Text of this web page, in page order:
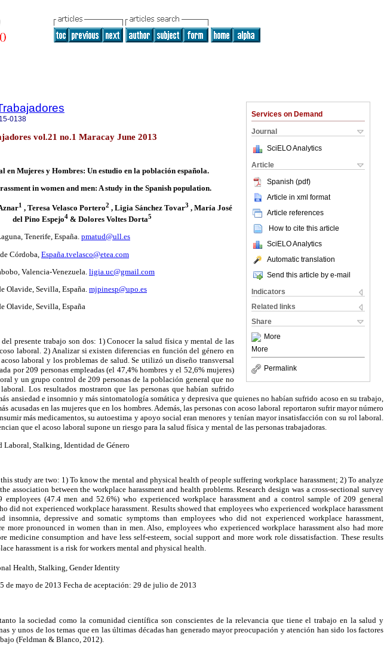
Services on Demand
Journal
SciELO Analytics
Article
Spanish (pdf)
Article in xml format
Article references
How to cite this article
SciELO Analytics
Automatic translation
Send this article by e-mail
Indicators
Related links
Share
More
More
Permalink
0138
vol.21 no.1 Maracay June 2013
en Mujeres y Hombres: Un estudio en la población española.
in women and men: A study in the Spanish population.
1 , Teresa Velasco Portero2 , Ligia Sánchez Tovar3 , María José
del Pino Espejo4& Dolores Voltes Dorta5
Tenerife, España. pmatud@ull.es
Córdoba, España.tvelasco@etea.com
Valencia-Venezuela. ligia.uc@gmail.com
Olavide, Sevilla, España. mjpinesp@upo.es
Olavide, Sevilla, España
presente trabajo son dos: 1) Conocer la salud física y mental de las
laboral. 2) Analizar si existen diferencias en función del género en
laboral y los problemas de salud. Se utilizó un diseño transversal
por 209 personas empleadas (el 47,4% hombres y el 52,6% mujeres)
y un grupo control de 209 personas de la población general que no
Los resultados mostraron que las personas que habían sufrido
ansiedad e insomnio y más sintomatología somática y depresiva que quienes no habían sufrido acoso en su trabajo,
acusadas en las mujeres que en los hombres. Además, las personas con acoso laboral reportaron sufrir mayor número
más medicamentos, su autoestima y apoyo social eran menores y tenían mayor insatisfacción con su rol laboral.
que el acoso laboral supone un riesgo para la salud física y mental de las personas trabajadoras.
Laboral, Stalking, Identidad de Género
study are two: 1) To know the mental and physical health of people suffering workplace harassment; 2) To analyze
association between the workplace harassment and health problems. Research design was a cross-sectional survey
(47.4 men and 52.6%) who experienced workplace harassment and a control sample of 209 general
did not experienced workplace harassment. Results showed that employees who experienced workplace harassment
insomnia, depressive and somatic symptoms than employees who did not experienced workplace harassment,
more pronounced in women than in men. Also, employees who experienced workplace harassment also had more
medicine consumption and have less self-esteem, social support and more work role dissatisfaction. These results
harassment is a risk for workers mental and physical health.
Health, Stalking, Gender Identity
de mayo de 2013 Fecha de aceptación: 29 de julio de 2013
la sociedad como la comunidad científica son conscientes de la relevancia que tiene el trabajo en la salud y
y unos de los temas que en las últimas décadas han generado mayor preocupación y atención han sido los factores
(Feldman & Blanco, 2012).